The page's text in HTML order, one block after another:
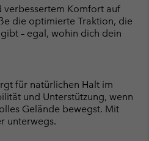
Komfort auf
die optimierte Traktion, die
– egal, wohin dich dein
für natürlichen Halt im
und Unterstützung, wenn
Gelände bewegst. Mit
unterwegs.